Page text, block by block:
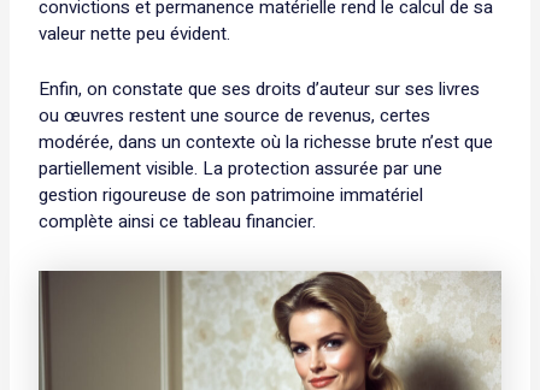
convictions et permanence matérielle rend le calcul de sa
valeur nette peu évident.
Enfin, on constate que ses droits d’auteur sur ses livres
ou œuvres restent une source de revenus, certes
modérée, dans un contexte où la richesse brute n’est que
partiellement visible. La protection assurée par une
gestion rigoureuse de son patrimoine immatériel
complète ainsi ce tableau financier.